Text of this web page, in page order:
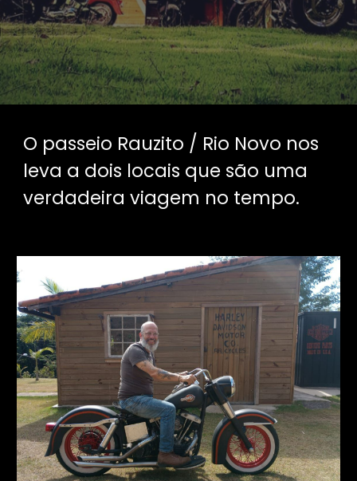
O passeio Rauzito / Rio Novo nos
leva a dois locais que são uma
verdadeira viagem no tempo.